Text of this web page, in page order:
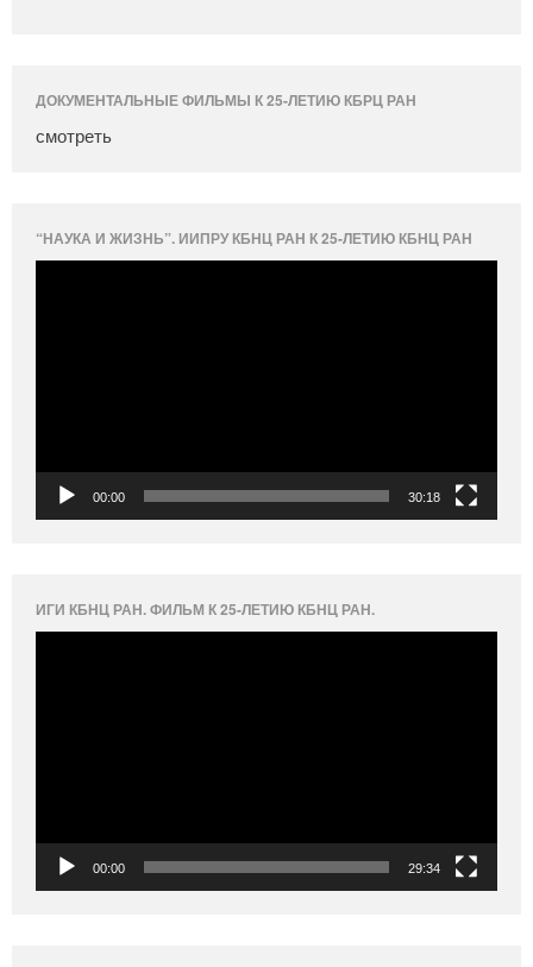
ДОКУМЕНТАЛЬНЫЕ ФИЛЬМЫ К 25-ЛЕТИЮ КБРЦ РАН
смотреть
“НАУКА И ЖИЗНЬ”. ИИПРУ КБНЦ РАН К 25-ЛЕТИЮ КБНЦ РАН
00:00 30:18
ИГИ КБНЦ РАН. ФИЛЬМ К 25-ЛЕТИЮ КБНЦ РАН.
00:00 29:34